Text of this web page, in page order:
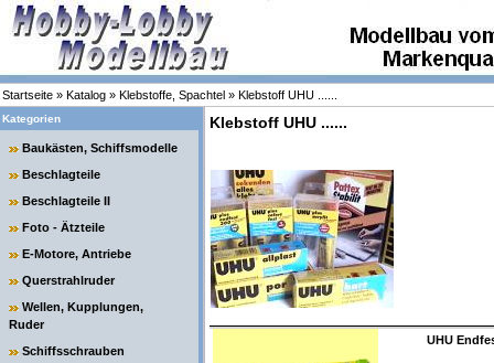
Startseite » Katalog » Klebstoffe, Spachtel » Klebstoff UHU ......
Kategorien
Baukästen, Schiffsmodelle
Beschlagteile
Beschlagteile II
Foto - Ätzteile
E-Motore, Antriebe
Querstrahlruder
Wellen, Kupplungen,
Ruder
Schiffsschrauben
Klebstoff UHU ......
UHU